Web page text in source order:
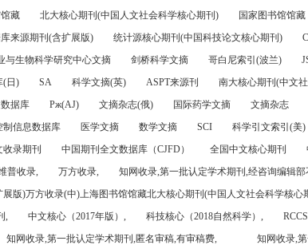
藏 北大核心期刊(中国人文社会科学核心期刊) 国家图书馆馆藏
来源期刊(含扩展版) 统计源核心期刊(中国科技论文核心期刊)
与生物科学研究中心文摘 剑桥科学文摘 哥白尼索引(波兰)
(日)
SA 科学文摘(英) ASPT来源刊 南大核心期刊(中文
据库 Pж(AJ) 文摘杂志(俄) 国际药学文摘
文摘杂志
制信息数据库
医学文摘 数学文摘 SCI 科学引文索引(美)
录期刊
中国期刊全文数据库（CJFD） 全国中文核心期刊
普收录, 万方收录, 知网收录,第一批认定学术期刊,经咨询编辑部
版)万方收录(中)上海图书馆馆藏北大核心期刊(中国人文社会科学核
,
中文核心（2017年版）, 科技核心（2018自然科学）,
知网收录,第一批认定学术期刊,匿名审稿,有审稿费,
知网收录,